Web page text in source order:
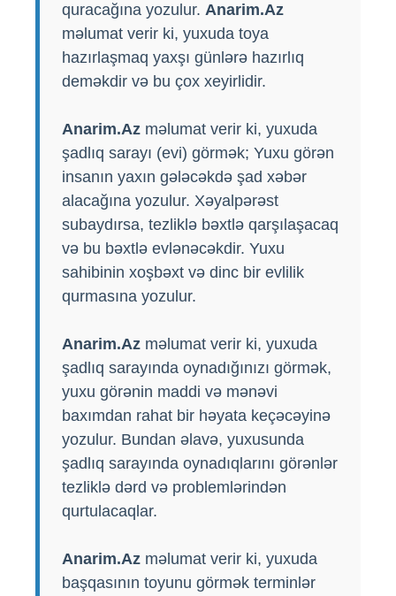
quracağına yozulur. Anarim.Az
məlumat verir ki, yuxuda toya
hazırlaşmaq yaxşı günlərə hazırlıq
deməkdir və bu çox xeyirlidir.
Anarim.Az məlumat verir ki, yuxuda
şadlıq sarayı (evi) görmək; Yuxu görən
insanın yaxın gələcəkdə şad xəbər
alacağına yozulur. Xəyalpərəst
subaydırsa, tezliklə bəxtlə qarşılaşacaq
və bu bəxtlə evlənəcəkdir. Yuxu
sahibinin xoşbəxt və dinc bir evlilik
qurmasına yozulur.
Anarim.Az məlumat verir ki, yuxuda
şadlıq sarayında oynadığınızı görmək,
yuxu görənin maddi və mənəvi
baxımdan rahat bir həyata keçəcəyinə
yozulur. Bundan əlavə, yuxusunda
şadlıq sarayında oynadıqlarını görənlər
tezliklə dərd və problemlərindən
qurtulacaqlar.
Anarim.Az məlumat verir ki, yuxuda
başqasının toyunu görmək terminlər